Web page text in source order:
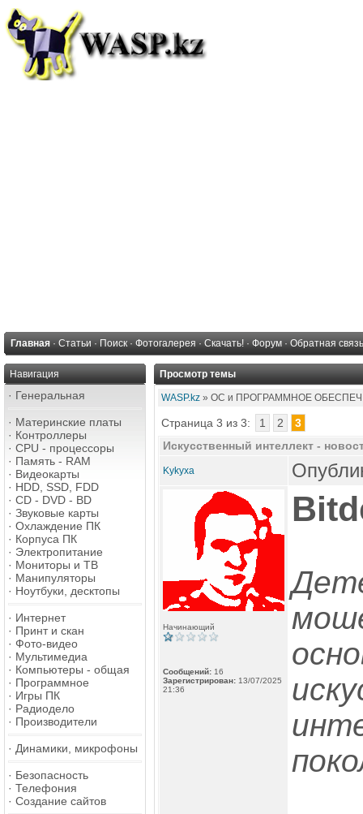
Главная · Статьи · Поиск · Фотогалерея · Скачать! · Форум · Обратная связь
Навигация
· Генеральная
· Материнские платы
· Контроллеры
· CPU - процессоры
· Память - RAM
· Видеокарты
· HDD, SSD, FDD
· CD - DVD - BD
· Звуковые карты
· Охлаждение ПК
· Корпуса ПК
· Электропитание
· Мониторы и ТВ
· Манипуляторы
· Ноутбуки, десктопы
· Интернет
· Принт и скан
· Фото-видео
· Мультимедиа
· Компьютеры - общая
· Программное
· Игры ПК
· Радиодело
· Производители
· Динамики, микрофоны
· Безопасность
· Телефония
· Создание сайтов
Просмотр темы
WASP.kz » ОС и ПРОГРАММНОЕ
Страница 3 из 3: 1 2
3
Искусственный интеллект -
Kykyxa
Начинающий
Сообщений: 16
Зарегистрирован: 13/07/2025
21:36